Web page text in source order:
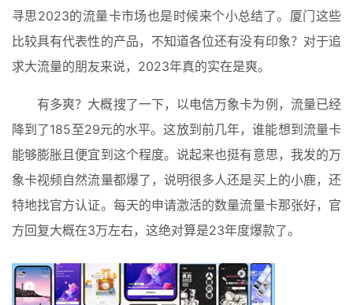
寻思2023的流量卡市场也是时候来个小总结了。厦门这些
比较具有代表性的产品，不知道各位还有没有印象？对于追
求大流量的朋友来说，2023年真的实在是爽。
有多爽？大概搜了一下，以电信万象卡为例，流量已经
降到了185至29元的水平。这放到前几年，谁能想到流量卡
能够膨胀且便宜到这个程度。说起来也挺有意思，我发的万
象卡视频自然流量都爆了，说明很多人还是买上的小鹿，还
特地找官方认证。每天的申请激活的数量流量卡那张好，官
方回复大概在3万左右，这绝对算是23年度爆款了。